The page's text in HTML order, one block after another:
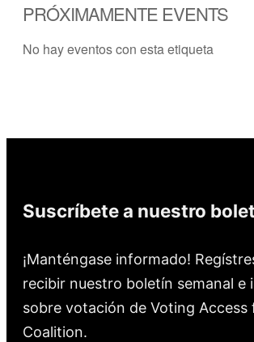
PRÓXIMAMENTE EVENTS
No hay eventos con esta etiqueta
Suscríbete a nuestro
¡Manténgase informado!
recibir nuestro boletín semanal e
sobre votación de Voting Access
Coalition.